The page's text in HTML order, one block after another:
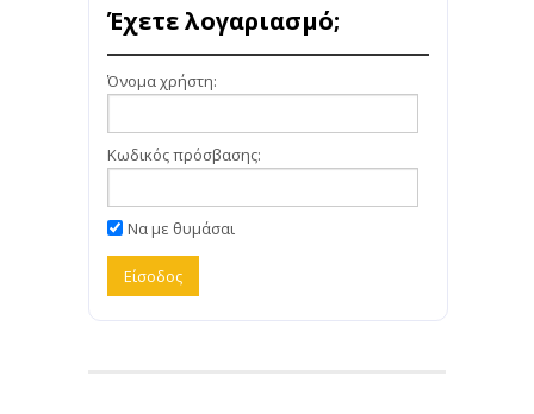
Έχετε λογαριασμό;
Όνομα χρήστη:
Κωδικός πρόσβασης:
Να με θυμάσαι